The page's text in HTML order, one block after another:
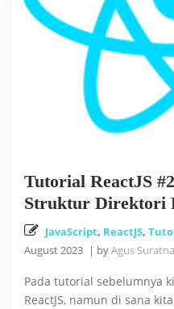
Tutorial ReactJS
Struktur Direktori
JavaScript, ReactJS,
August 2023 | byAgus Suratna
Pada tutorial sebelumnya
ReactJS, namun di sana